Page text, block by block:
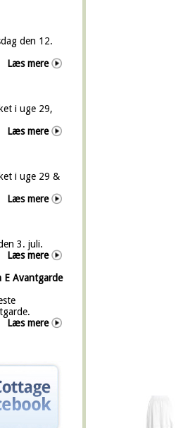
den 12.
Læs mere
i uge 29,
Læs mere
i uge 29 &
Læs mere
3. juli.
Læs mere
E Avantgarde
Læs mere